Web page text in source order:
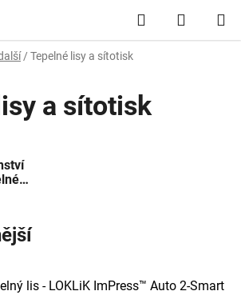
Hledat
KOŠÍK
/ Tepelné lisy a sítotisk
a sítotisk
lis - LOKLiK ImPress™ Auto 2-Smart